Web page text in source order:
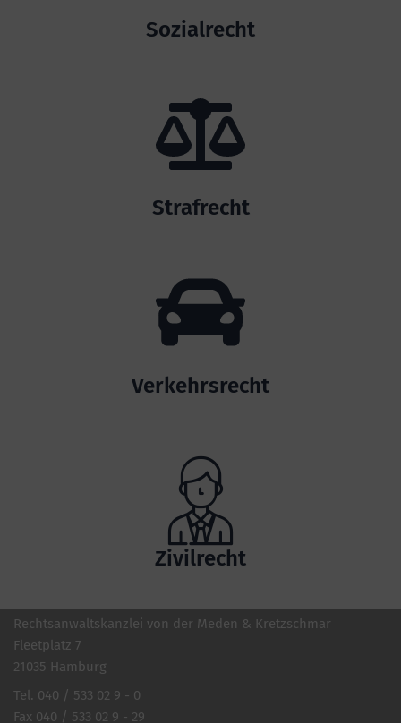
Sozialrecht
Strafrecht
Verkehrsrecht
Zivilrecht
Rechtsanwaltskanzlei von der Meden & Kretzschmar
Fleetplatz 7
21035 Hamburg
Tel. 040 / 533 02 9 - 0
Fax 040 / 533 02 9 - 29